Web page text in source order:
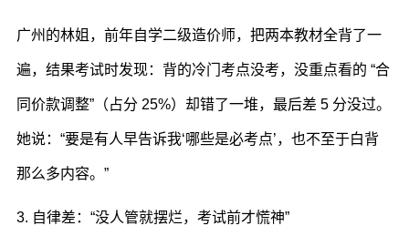
广州的林姐，前年自学二级造价师，把两本教材全背了一
遍，结果考试时发现：背的冷门考点没考，没重点看的 “合
同价款调整”（占分 25%）却错了一堆，最后差 5 分没过。
她说：“要是有人早告诉我‘哪些是必考点’，也不至于白背
那么多内容。”
3. 自律差：“没人管就摆烂，考试前才慌神”